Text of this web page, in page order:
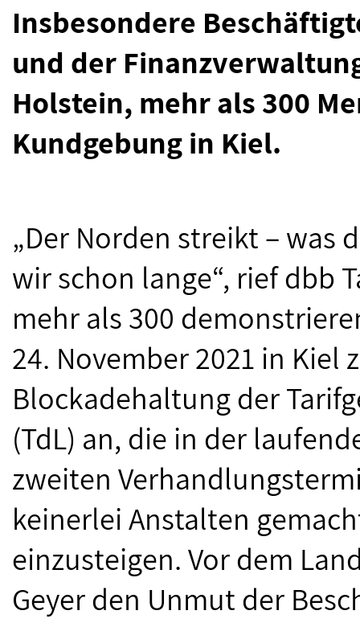
Insbesondere
und der
Holstein, mehr als 300
Kundgebung in Kiel.
„Der Norden streikt – was
wir schon lange“, rief dbb
mehr als 300
24. November 2021 in
Blockadehaltung der
(TdL) an, die in der
zweiten
keinerlei Anstalten
einzusteigen. Vor dem
Geyer den Unmut der